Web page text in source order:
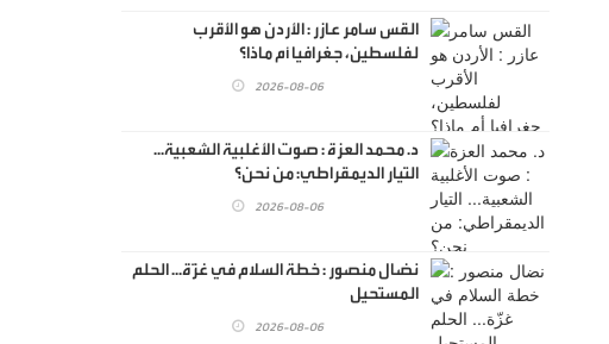
القس سامر عازر : الأردن هو الأقرب
لفلسطين، جغرافيا أم ماذا؟
2026-08-06
د. محمد العزة : صوت الأغلبية الشعبية...
التيار الديمقراطي: من نحن؟
2026-08-06
نضال منصور : خطة السلام في غزّة... الحلم
المستحيل
2026-08-06